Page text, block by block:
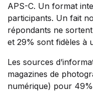
APS-C. Un format
participants. Un fait
répondants ne
et 29% sont fidèles à
Les sources
magazines de
numérique) pour